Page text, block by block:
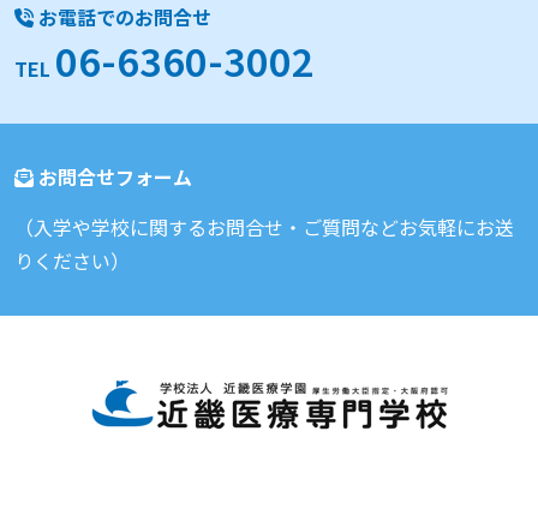
お電話でのお問合せ
TEL 06-6360-3002
お問合せフォーム
（入学や学校に関するお問合せ・ご質問などお気軽にお送
りください）